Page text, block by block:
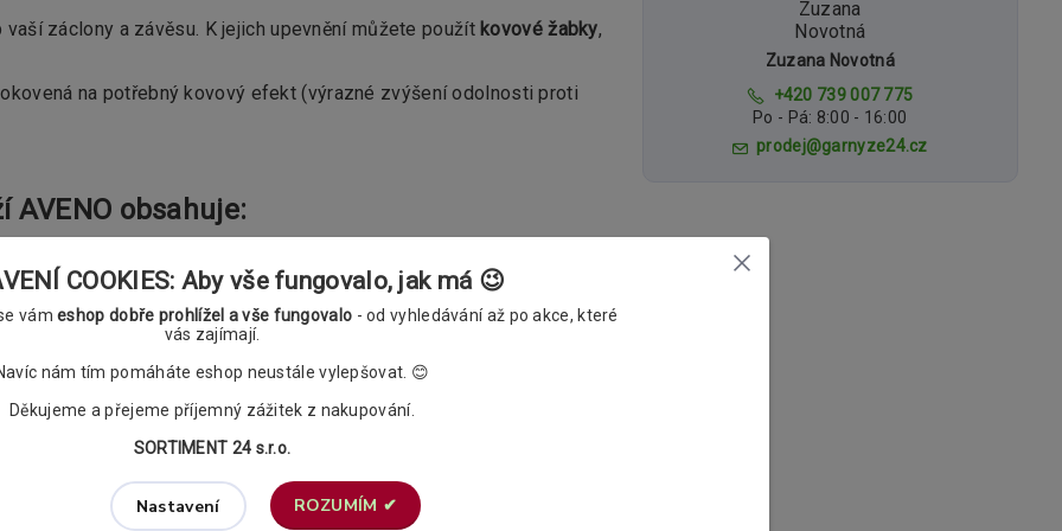
záclony a závěsu. K jejich upevnění můžete použít kovové žabky,
na potřebný kovový efekt (výrazné zvýšení odolnosti proti
obsahuje:
13mm,
(spojuje dvě tyče, není vidět)
LORETO,
výběru (vždy 1ks na 10cm garnýže),
u větších délek již konzoly tři,
:
Zuzana Novotná
+420 739 007 775
Po - Pá: 8:00 - 16:00
prodej@garnyze24.cz
COOKIES: Aby vše fungovalo, jak má 😉
vámeshop dobře prohlížel a vše fungovalo - od vyhledávání až po akce, které
vás zajímají.
nám tím pomáháte eshop neustále vylepšovat. 😊
Děkujeme a přejeme příjemný zážitek z nakupování.
SORTIMENT 24 s.r.o.
Nastavení ROZUMÍM ✔